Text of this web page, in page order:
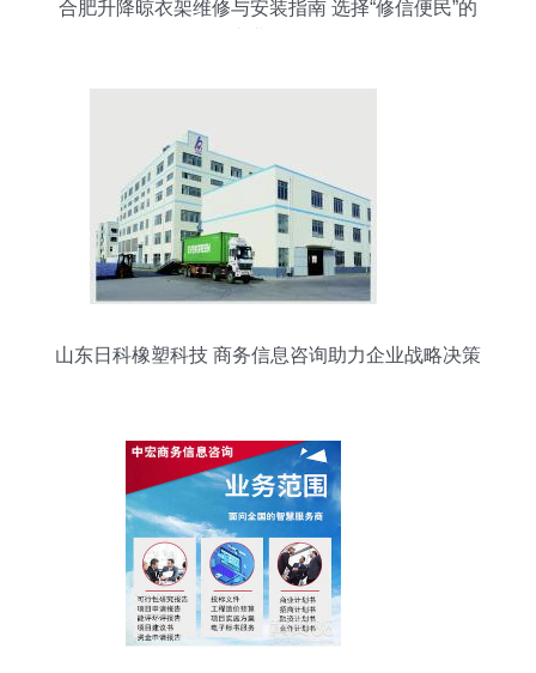
合肥升降晾衣架维修与安装指南 选择“修信便民”的
山东日科橡塑科技 商务信息咨询助力企业战略决策